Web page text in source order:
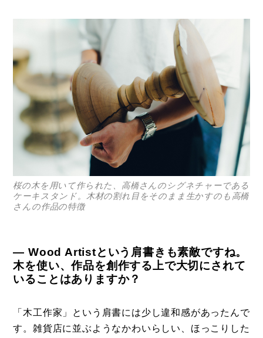
桜の木を用いて作られた、高橋さんのシグネチャーである
ケーキスタンド。木材の割れ目をそのまま生かすのも高橋
さんの作品の特徴
― Wood Artistという肩書きも素敵ですね。
木を使い、作品を創作する上で大切にされて
いることはありますか？
「木工作家」という肩書には少し違和感があったんで
す。雑貨店に並ぶようなかわいらしい、ほっこりした